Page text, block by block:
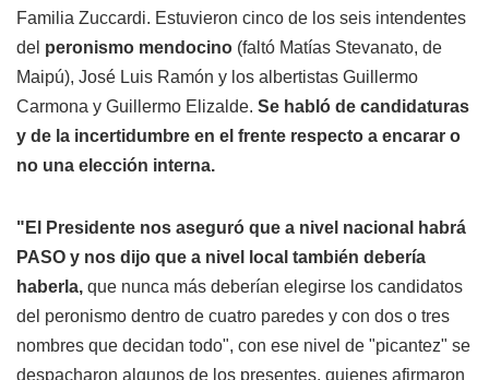
Familia Zuccardi. Estuvieron cinco de los seis intendentes
del peronismo mendocino (faltó Matías Stevanato, de
Maipú), José Luis Ramón y los albertistas Guillermo
Carmona y Guillermo Elizalde. Se habló de candidaturas
y de la incertidumbre en el frente respecto a encarar o
no una elección interna.
"El Presidente nos aseguró que a nivel nacional habrá
PASO y nos dijo que a nivel local también debería
haberla, que nunca más deberían elegirse los candidatos
del peronismo dentro de cuatro paredes y con dos o tres
nombres que decidan todo", con ese nivel de "picantez" se
despacharon algunos de los presentes, quienes afirmaron